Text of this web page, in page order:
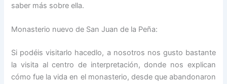
saber más sobre ella.
Monasterio nuevo de San Juan de la Peña:
Si podéis visitarlo hacedlo, a nosotros nos gusto bastante
la visita al centro de interpretación, donde nos explican
cómo fue la vida en el monasterio, desde que abandonaron